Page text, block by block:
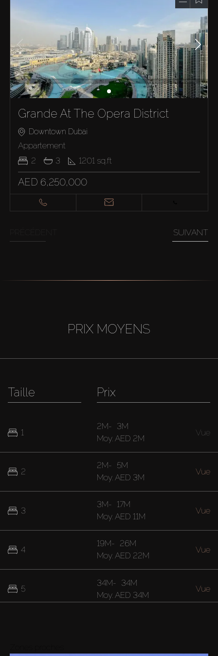
Grande At The Opera District
Downtown Dubai
Appartement
2
3 1201 sq.ft
AED 6,250,000
SUIVANT
PRIX MOYENS
Taille
1
2
3
4
5
Prix
2M- 3M
Moy. AED 2M
Vue
2M- 5M
Moy. AED 3M
Vue
3M- 17M
Moy. AED 11M
Vue
19M- 26M
Moy. AED 22M
Vue
34M- 34M
Moy. AED 34M
Vue